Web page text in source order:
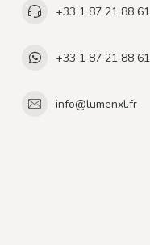
+33 1 87 21 88 61
+33 1 87 21 88 61
info@lumenxl.fr